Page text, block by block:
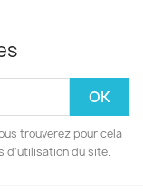
trouverez pour cela
d'utilisation du site.